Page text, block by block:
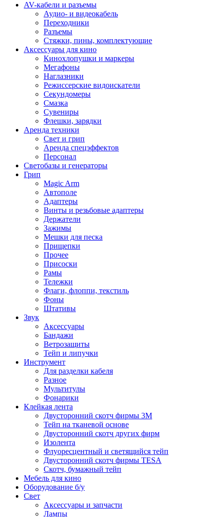
AV-кабели и разъемы
Аудио- и видеокабель
Переходники
Разъемы
Стяжки, пины, комплектующие
Аксессуары для кино
Кинохлопушки и маркеры
Мегафоны
Наглазники
Режиссерские видоискатели
Секундомеры
Смазка
Сувениры
Флешки, зарядки
Аренда техники
Свет и грип
Аренда спецэффектов
Персонал
Светобазы и генераторы
Грип
Magic Arm
Автополе
Адаптеры
Винты и резьбовые адаптеры
Держатели
Зажимы
Мешки для песка
Прищепки
Прочее
Присоски
Рамы
Тележки
Флаги, флоппи, текстиль
Фоны
Штативы
Звук
Аксессуары
Бандажи
Ветрозащиты
Тейп и липучки
Инструмент
Для разделки кабеля
Разное
Мультитулы
Фонарики
Клейкая лента
Двусторонний скотч фирмы 3M
Тейп на тканевой основе
Двусторонний скотч других фирм
Изолента
Флуоресцентный и светящийся тейп
Двусторонний скотч фирмы TESA
Скотч, бумажный тейп
Мебель для кино
Оборудование б/у
Свет
Аксессуары и запчасти
Лампы